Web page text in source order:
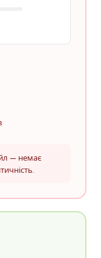
— немає